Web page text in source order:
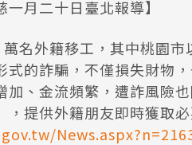
月二十日臺北報導】
名外籍移工，其中桃園
式的詐騙，不僅損失財物
加、金流頻繁，遭詐風險
，提供外籍朋友即時獲取必